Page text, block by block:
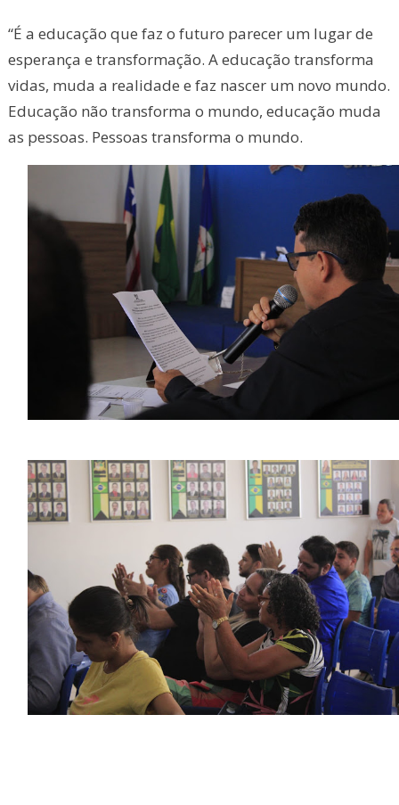
“É a educação que faz o futuro parecer um lugar de
esperança e transformação. A educação transforma
vidas, muda a realidade e faz nascer um novo mundo.
Educação não transforma o mundo, educação muda
as pessoas. Pessoas transforma o mundo.